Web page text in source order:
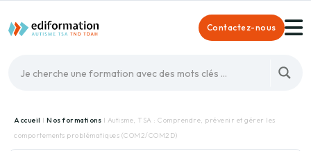
Contactez-nous
Accueil I Nos formations I Autisme, TSA : Comprendre, prévenir et gérer les
comportements problématiques (COM2/COM2D)